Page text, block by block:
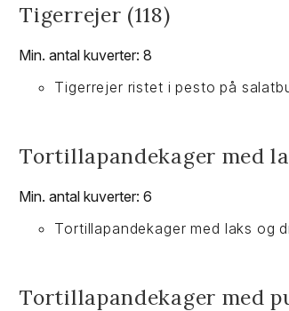
Tigerrejer (118)
Min. antal kuverter: 8
Tigerrejer ristet i pesto på
Tortillapandekager med
Min. antal kuverter: 6
Tortillapandekager med laks og
Tortillapandekager med